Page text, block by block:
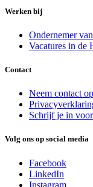
Werken bij
Ondernemer
Vacatures in de
Contact
Neem contact op
Schrijf je in
Volg ons op social media
Facebook
LinkedIn
Instagram